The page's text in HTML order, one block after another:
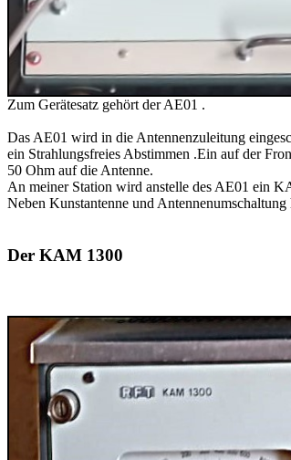
Zum Gerätesatz gehört der AE01 .
Das AE01 wird in die Antennenzuleitung
ein Strahlungsfreies Abstimmen .Ein auf der
50 Ohm auf die Antenne.
An meiner Station wird anstelle des AE01 ein
Neben Kunstantenne und
Der KAM 1300